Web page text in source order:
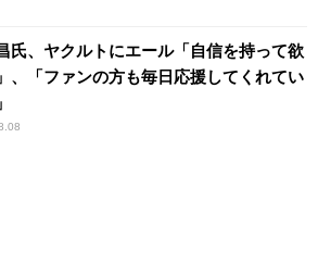
氏、ヤクルトにエール「自信を持って欲
、「ファンの方も毎日応援してくれてい